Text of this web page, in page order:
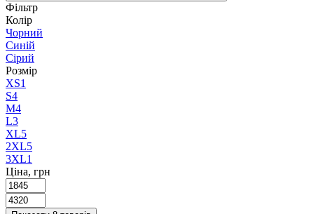
Фільтр
Колір
Чорний
Синій
Сірий
Розмір
XS1
S4
M4
L3
XL5
2XL5
3XL1
Ціна, грн